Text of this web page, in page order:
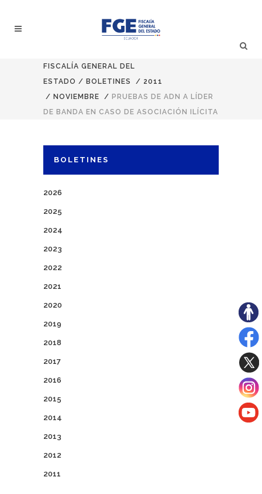
FISCALÍA GENERAL DEL
ESTADO / BOLETINES / 2011
/ NOVIEMBRE / PRUEBAS DE ADN A LÍDER
DE BANDA EN CASO DE ASOCIACIÓN ILÍCITA
BOLETINES
2026
2025
2024
2023
2022
2021
2020
2019
2018
2017
2016
2015
2014
2013
2012
2011